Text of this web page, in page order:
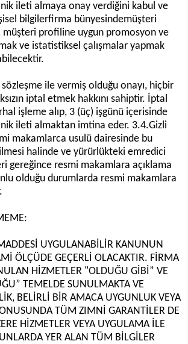
ileti almaya onay verdiğini kabul ve
bilgilerfirma bünyesindemüşteri
profiline uygun promosyon ve
ve istatistiksel çalışmalar yapmak
sözleşme ile vermiş olduğu onayı, hiçbir
iptal etmek hakkını sahiptir. İptal
işleme alıp, 3 (üç) işgünü içerisinde
ileti almaktan imtina eder. 3.4.Gizli
makamlarca usulü dairesinde bu
halinde ve yürürlükteki emredici
gereğince resmi makamlara açıklama
olduğu durumlarda resmi makamlara
UYGULANABİLİR KANUNUN
ÖLÇÜDE GEÇERLİ OLACAKTIR. FİRMA
HİZMETLER "OLDUĞU GİBİ” VE
TEMELDE SUNULMAKTA VE
BELİRLİ BİR AMACA UYGUNLUK VEYA
TÜM ZIMNİ GARANTİLER DE
HİZMETLER VEYA UYGULAMA İLE
YER ALAN TÜM BİLGİLER